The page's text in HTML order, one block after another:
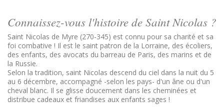
Connaissez-vous l'histoire de Saint Nicolas ?
Saint Nicolas de Myre (270-345) est connu pour sa charité et sa
foi combative ! Il est le saint patron de la Lorraine, des écoliers,
des enfants, des avocats du barreau de Paris, des marins et de
la Russie.
Selon la tradition, saint Nicolas descend du ciel dans la nuit du 5
au 6 décembre, accompagné -selon les pays- d'un âne ou d'un
cheval blanc. Il se glisse doucement dans les cheminées et
distribue cadeaux et friandises aux enfants sages !